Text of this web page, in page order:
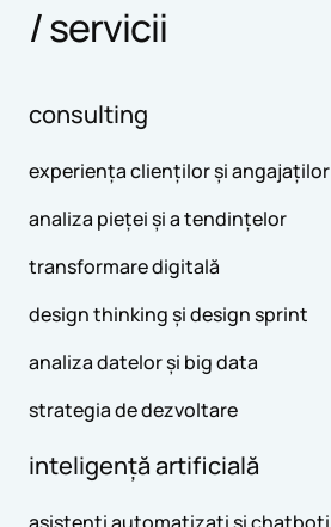
/ servicii
consulting
experiența clienților și angajaților
analiza pieței și a tendințelor
transformare digitală
design thinking și design sprint
analiza datelor și big data
strategia de dezvoltare
inteligență artificială